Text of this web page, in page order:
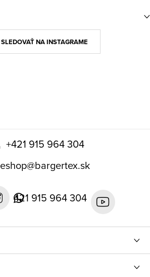
+421 915 964 304
eshop@bargertex.sk
421 915 964 304
SLEDOVAŤ NA INSTAGRAME